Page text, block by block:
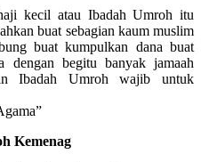
kecil atau Ibadah Umroh itu
buat sebagian kaum muslim
buat kumpulkan dana buat
dengan begitu banyak jamaah
Ibadah Umroh wajib untuk
Kemenag